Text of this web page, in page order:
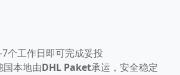
个工作日即可完成妥投
国本地由DHL Paket承运，安全稳定